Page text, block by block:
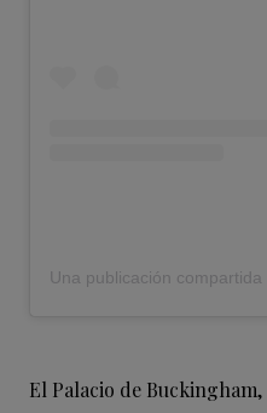
El Palacio de